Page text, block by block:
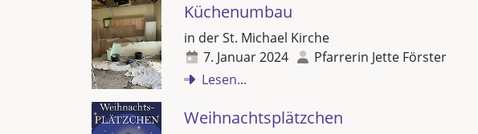
Küchenumbau
in der St. Michael Kirche
7. Januar 2024
Pfarrerin Jette Förster
Lesen...
Weihnachtsplätzchen